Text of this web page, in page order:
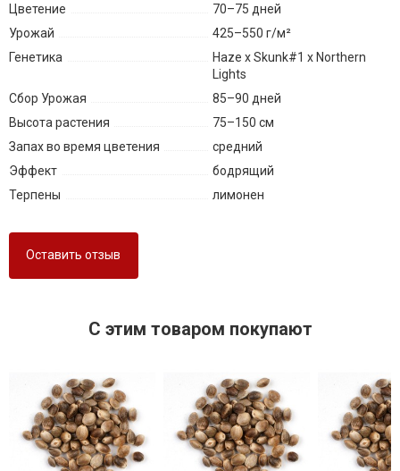
Цветение
70–75 дней
Урожай
425–550 г/м²
Генетика
Haze x Skunk#1 x Northern
Lights
Сбор Урожая
85–90 дней
Высота растения
75–150 см
Запах во время цветения
средний
Эффект
бодрящий
Терпены
лимонен
Оставить отзыв
C этим товаром покупают